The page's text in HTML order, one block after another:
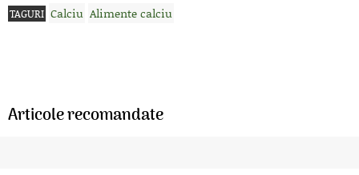
TAGURI Calciu Alimente calciu
Articole recomandate